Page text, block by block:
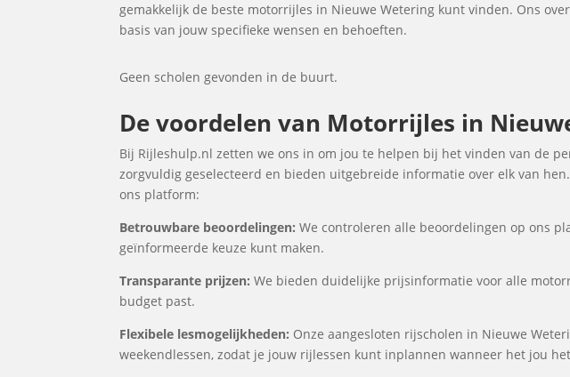
gemakkelijk de beste motorrijles in Nieuwe Wetering kunt vinden. Ons
basis van jouw specifieke wensen en behoeften.
Geen scholen gevonden in de buurt.
De voordelen van Motorrijles in
Bij Rijleshulp.nl zetten we ons in om jou te helpen bij het vinden van de
zorgvuldig geselecteerd en bieden uitgebreide informatie over elk van
ons platform:
Betrouwbare beoordelingen: We controleren alle beoordelingen op ons
geïnformeerde keuze kunt maken.
Transparante prijzen: We bieden duidelijke prijsinformatie voor alle
budget past.
Flexibele lesmogelijkheden: Onze aangesloten rijscholen in Nieuwe
weekendlessen, zodat je jouw rijlessen kunt inplannen wanneer het jou